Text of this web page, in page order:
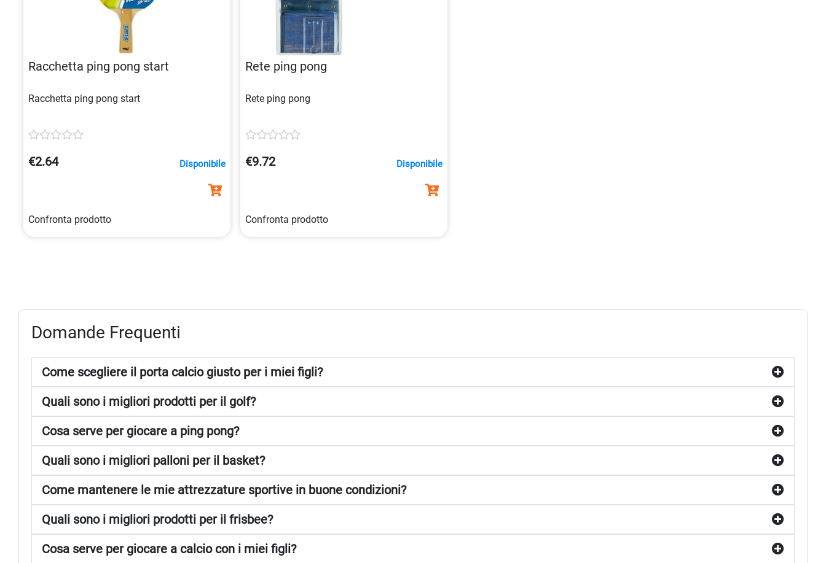
Racchetta ping pong start
Racchetta ping pong start
€2.64 Disponibile
Confronta prodotto
Rete ping pong
Rete ping pong
€9.72 Disponibile
Confronta prodotto
Domande Frequenti
Come scegliere il porta calcio giusto per i miei figli?
Quali sono i migliori prodotti per il golf?
Cosa serve per giocare a ping pong?
Quali sono i migliori palloni per il basket?
Come mantenere le mie attrezzature sportive in buone condizioni?
Quali sono i migliori prodotti per il frisbee?
Cosa serve per giocare a calcio con i miei figli?